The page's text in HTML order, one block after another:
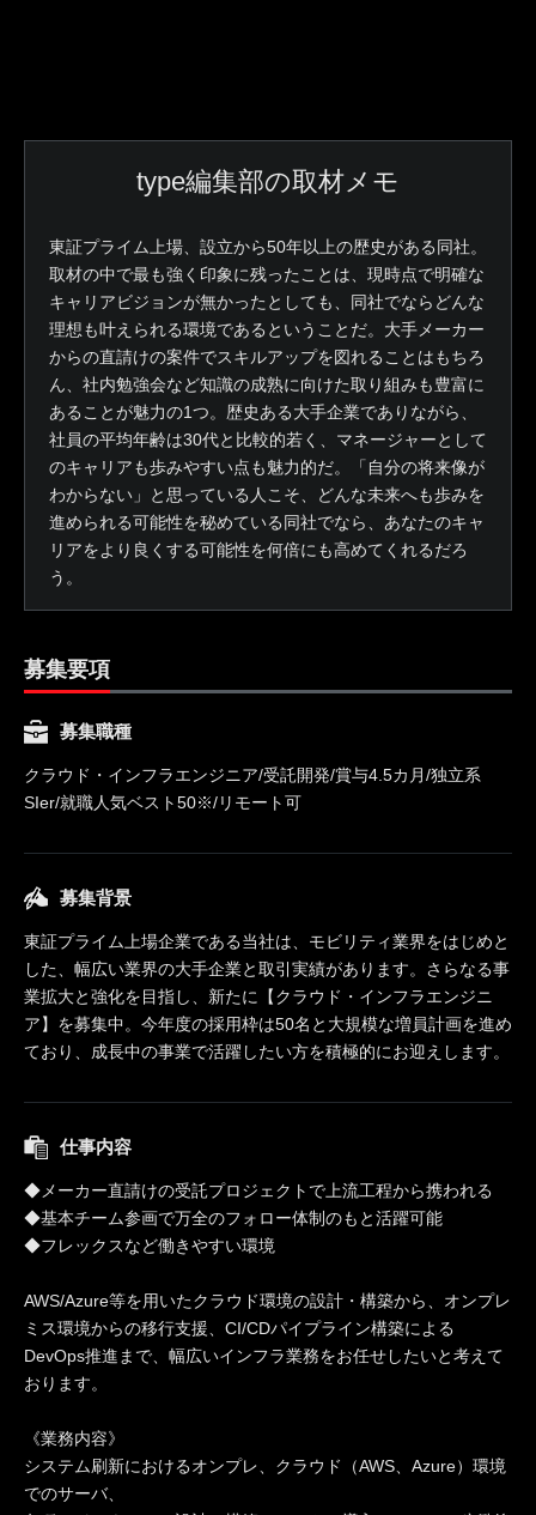
type編集部の取材メモ
東証プライム上場、設立から50年以上の歴史がある同社。
取材の中で最も強く印象に残ったことは、現時点で明確な
キャリアビジョンが無かったとしても、同社でならどんな
理想も叶えられる環境であるということだ。大手メーカー
からの直請けの案件でスキルアップを図れることはもちろ
ん、社内勉強会など知識の成熟に向けた取り組みも豊富に
あることが魅力の1つ。歴史ある大手企業でありながら、
社員の平均年齢は30代と比較的若く、マネージャーとして
のキャリアも歩みやすい点も魅力的だ。「自分の将来像が
わからない」と思っている人こそ、どんな未来へも歩みを
進められる可能性を秘めている同社でなら、あなたのキャ
リアをより良くする可能性を何倍にも高めてくれるだろ
う。
募集要項
募集職種
クラウド・インフラエンジニア/受託開発/賞与4.5カ月/独立系
SIer/就職人気ベスト50※/リモート可
募集背景
東証プライム上場企業である当社は、モビリティ業界をはじめと
した、幅広い業界の大手企業と取引実績があります。さらなる事
業拡大と強化を目指し、新たに【クラウド・インフラエンジニ
ア】を募集中。今年度の採用枠は50名と大規模な増員計画を進め
ており、成長中の事業で活躍したい方を積極的にお迎えします。
仕事内容
◆メーカー直請けの受託プロジェクトで上流工程から携われる
◆基本チーム参画で万全のフォロー体制のもと活躍可能
◆フレックスなど働きやすい環境
AWS/Azure等を用いたクラウド環境の設計・構築から、オンプレ
ミス環境からの移行支援、CI/CDパイプライン構築による
DevOps推進まで、幅広いインフラ業務をお任せしたいと考えて
おります。
《業務内容》
システム刷新におけるオンプレ、クラウド（AWS、Azure）環境
でのサーバ、